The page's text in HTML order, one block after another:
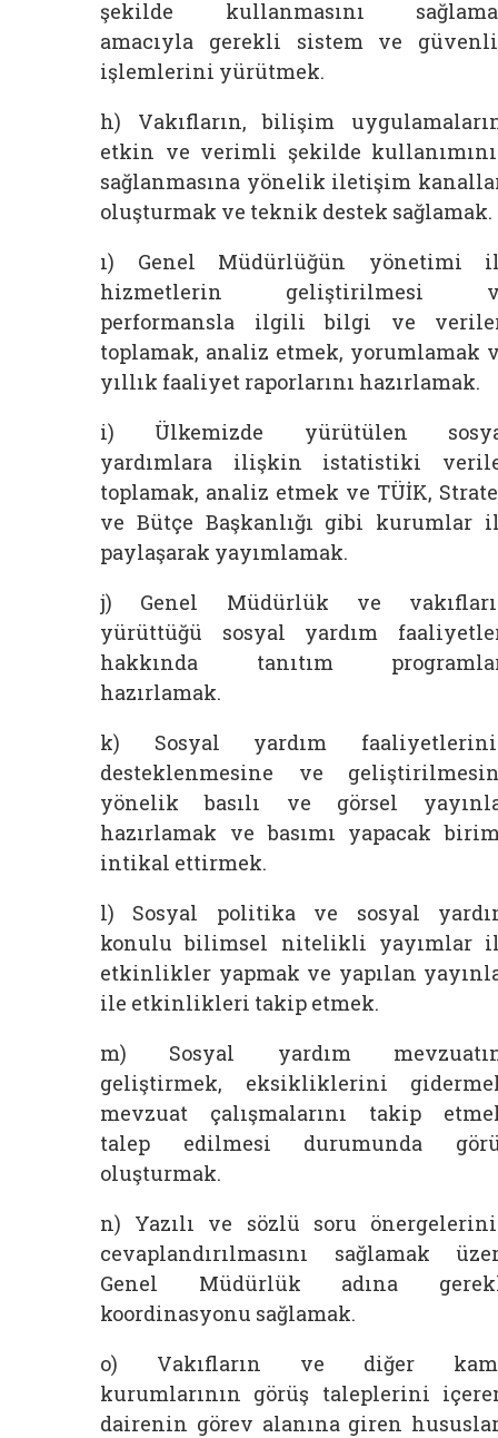
şekilde kullanmasını
amacıyla gerekli sistem ve
işlemlerini yürütmek.
h) Vakıfların, bilişim
etkin ve verimli şekilde
sağlanmasına yönelik iletişim
oluşturmak ve teknik destek sağlamak.
ı) Genel Müdürlüğün yönetimi
hizmetlerin geliştirilmesi
performansla ilgili bilgi ve
toplamak, analiz etmek, yorumlamak
yıllık faaliyet raporlarını hazırlamak.
i) Ülkemizde yürütülen
yardımlara ilişkin istatistiki
toplamak, analiz etmek ve TÜİK,
ve Bütçe Başkanlığı gibi kurumlar
paylaşarak yayımlamak.
j) Genel Müdürlük ve
yürüttüğü sosyal yardım
hakkında tanıtım
hazırlamak.
k) Sosyal yardım
desteklenmesine ve
yönelik basılı ve görsel
hazırlamak ve basımı yapacak
intikal ettirmek.
l) Sosyal politika ve sosyal
konulu bilimsel nitelikli yayımlar
etkinlikler yapmak ve yapılan
ile etkinlikleri takip etmek.
m) Sosyal yardım
geliştirmek, eksikliklerini
mevzuat çalışmalarını takip
talep edilmesi durumunda
oluşturmak.
n) Yazılı ve sözlü soru
cevaplandırılmasını sağlamak
Genel Müdürlük adına
koordinasyonu sağlamak.
o) Vakıfların ve diğer
kurumlarının görüş taleplerini
dairenin görev alanına giren